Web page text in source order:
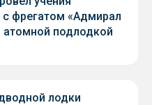
фрегатом «Адмирал
атомной подлодкой
лодки